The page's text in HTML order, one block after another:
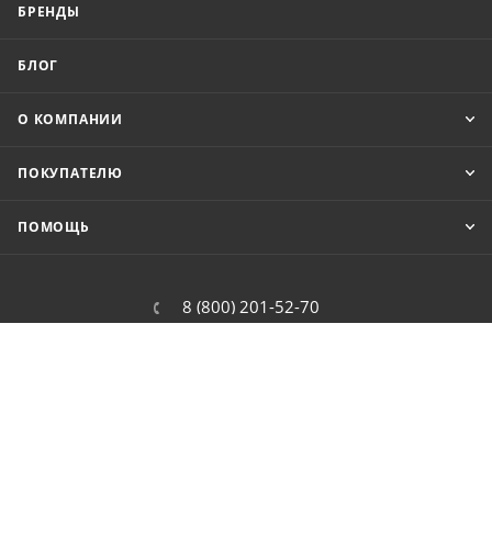
БРЕНДЫ
БЛОГ
О КОМПАНИИ
ПОКУПАТЕЛЮ
ПОМОЩЬ
8 (800) 201-52-70